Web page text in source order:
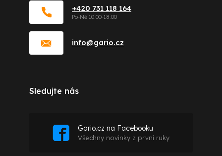
info@gario.cz
+420 731 118 164
Sledujte nás
Gario.cz na Facebooku
Všechny novinky z první ruky